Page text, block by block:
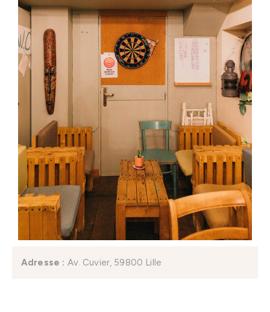
Adresse : Av. Cuvier, 59800 Lille